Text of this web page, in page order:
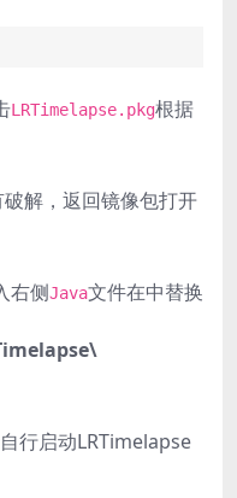
LRTimelapse.pkg根据
解，返回镜像包打开
右侧Java文件在中替换
行启动LRTimelapse